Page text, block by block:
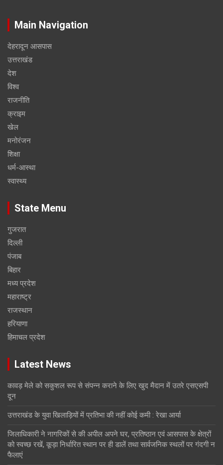
Main Navigation
देहरादून आसपास
उत्तराखंड
देश
विश्व
राजनीति
क्राइम
खेल
मनोरंजन
शिक्षा
धर्म-आस्था
स्वास्थ्य
State Menu
गुजरात
दिल्ली
पंजाब
बिहार
मध्य प्रदेश
महाराष्ट्र
राजस्थान
हरियाणा
हिमाचल प्रदेश
Latest News
कावड़ मेले को सकुशल रूप से संपन्न कराने के लिए खुद मैदान में उतरे एसएसपी
दून
उत्तराखंड के युवा खिलाड़ियों में प्रतिभा की नहीं कोई कमी : रेखा आर्या
जिलाधिकारी ने नागरिकों से की अपील अपने घर, प्रतिष्ठान एवं आसपास के क्षेत्रों
को स्वच्छ रखें, कूड़ा निर्धारित स्थान पर ही डालें तथा सार्वजनिक स्थलों पर गंदगी न
फैलाएं